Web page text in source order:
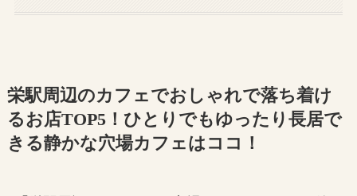
栄駅周辺のカフェでおしゃれで落ち着け
るお店TOP5！ひとりでもゆったり長居で
きる静かな穴場カフェはココ！